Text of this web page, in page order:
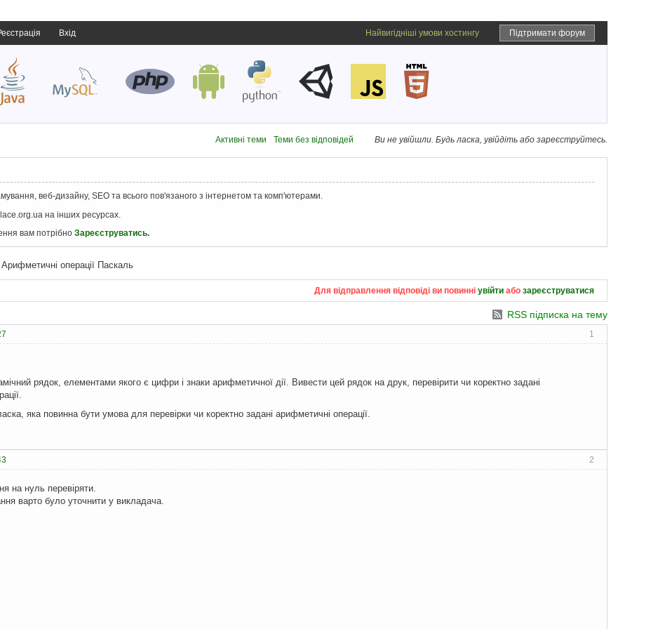
Вхід Підтримати форум
Найвигідніші умови хостингу
Ви не увійшли. Будь ласка, увійдіть або зареєструйтесь.
Активні теми Теми без відповідей
веб-дизайну, SEO та всього пов'язаного з інтернетом та комп'ютерами.
на інших ресурсах.
вам потрібно Зареєструватись.
Арифметичні операції Паскаль
Для відправлення відповіді ви повинні увійти або зареєструватися
RSS підписка на тему
1
рядок, елементами якого є цифри і знаки арифметичної дії. Вивести цей рядок на друк, перевірити чи коректно задані
яка повинна бути умова для перевірки чи коректно задані арифметичні операції.
2
на нуль перевіряти.
варто було уточнити у викладача.